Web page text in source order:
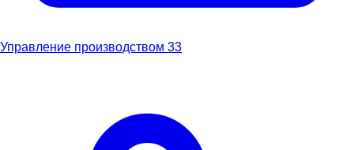
Управление производством 33